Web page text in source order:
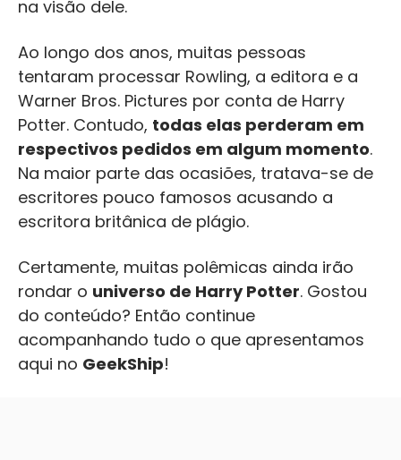
na visão dele.
Ao longo dos anos, muitas pessoas
tentaram processar Rowling, a editora e a
Warner Bros. Pictures por conta de Harry
Potter. Contudo, todas elas perderam em
respectivos pedidos em algum momento.
Na maior parte das ocasiões, tratava-se de
escritores pouco famosos acusando a
escritora britânica de plágio.
Certamente, muitas polêmicas ainda irão
rondar o universo de Harry Potter. Gostou
do conteúdo? Então continue
acompanhando tudo o que apresentamos
aqui no GeekShip!